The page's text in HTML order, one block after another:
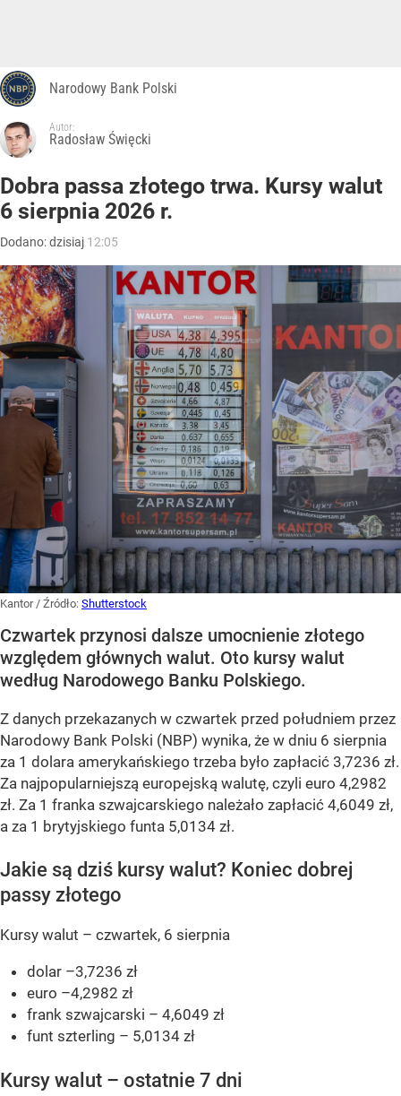
Narodowy Bank Polski
Autor:
Radosław Święcki
Dobra passa złotego trwa. Kursy walut
6 sierpnia 2026 r.
Dodano:dzisiaj 12:05
Kantor / Źródło: Shutterstock
Czwartek przynosi dalsze umocnienie złotego
względem głównych walut. Oto kursy walut
według Narodowego Banku Polskiego.
Z danych przekazanych w czwartek przed południem przez
Narodowy Bank Polski (NBP) wynika, że w dniu 6 sierpnia
za 1 dolara amerykańskiego trzeba było zapłacić 3,7236 zł.
Za najpopularniejszą europejską walutę, czyli euro 4,2982
zł. Za 1 franka szwajcarskiego należało zapłacić 4,6049 zł,
a za 1 brytyjskiego funta 5,0134 zł.
Jakie są dziś kursy walut? Koniec dobrej
passy złotego
Kursy walut – czwartek, 6 sierpnia
dolar –3,7236 zł
euro –4,2982 zł
frank szwajcarski – 4,6049 zł
funt szterling – 5,0134 zł
Kursy walut – ostatnie 7 dni